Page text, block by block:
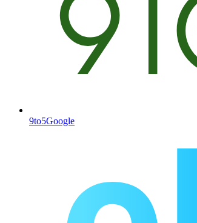
9to5Google